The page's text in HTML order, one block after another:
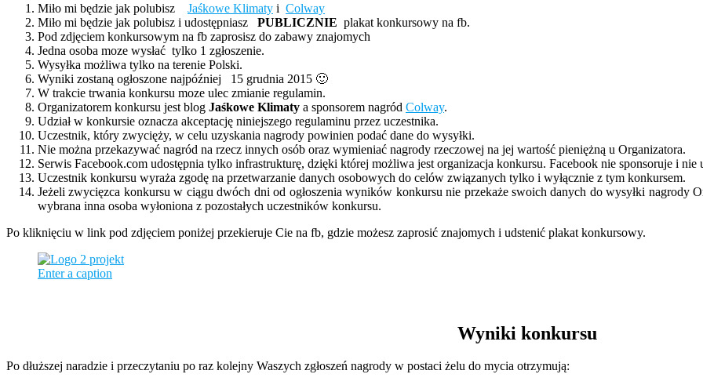
Miło mi będzie jak polubisz Jaśkowe Klimaty i Colway
Miło mi będzie jak polubisz i udostępniasz PUBLICZNIE plakat konkursowy na fb.
Pod zdjęciem konkursowym na fb zaprosisz do zabawy znajomych
Jedna osoba moze wysłać tylko 1 zgłoszenie.
Wysyłka możliwa tylko na terenie Polski.
Wyniki zostaną ogłoszone najpóźniej 15 grudnia 2015 🙂
W trakcie trwania konkursu moze ulec zmianie regulamin.
Organizatorem konkursu jest blog Jaśkowe Klimaty a sponsorem nagród Colway.
Udział w konkursie oznacza akceptację niniejszego regulaminu przez uczestnika.
Uczestnik, który zwycięży, w celu uzyskania nagrody powinien podać dane do wysyłki.
Nie można przekazywać nagród na rzecz innych osób oraz wymieniać nagrody rzeczowej na jej wartość pieniężną u Organizatora.
Serwis Facebook.com udostępnia tylko infrastrukturę, dzięki której możliwa jest organizacja konkursu. Facebook nie sponsoruje i
Uczestnik konkursu wyraża zgodę na przetwarzanie danych osobowych do celów związanych tylko i wyłącznie z tym konkursem.
Jeżeli zwycięzca konkursu w ciągu dwóch dni od ogłoszenia wyników konkursu nie przekaże swoich danych do wysyłki nagrody
wybrana inna osoba wyłoniona z pozostałych uczestników konkursu.
Po kliknięciu w link pod zdjęciem poniżej przekieruje Cie na fb, gdzie możesz zaprosić znajomych i udstenić plakat konkursowy.
Enter a caption
Wyniki konkursu
Po dłuższej naradzie i przeczytaniu po raz kolejny Waszych zgłoszeń nagrody w postaci żelu do mycia otrzymują: